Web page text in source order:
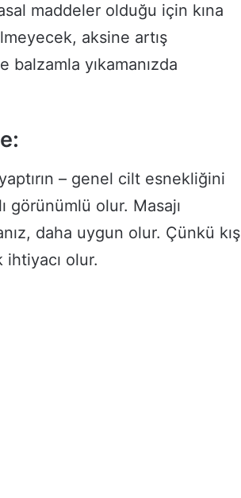
maddeler olduğu için kına
aksine artış
yıkamanızda
– genel cilt esnekliğini
görünümlü olur. Masajı
daha uygun olur. Çünkü kış
ihtiyacı olur.